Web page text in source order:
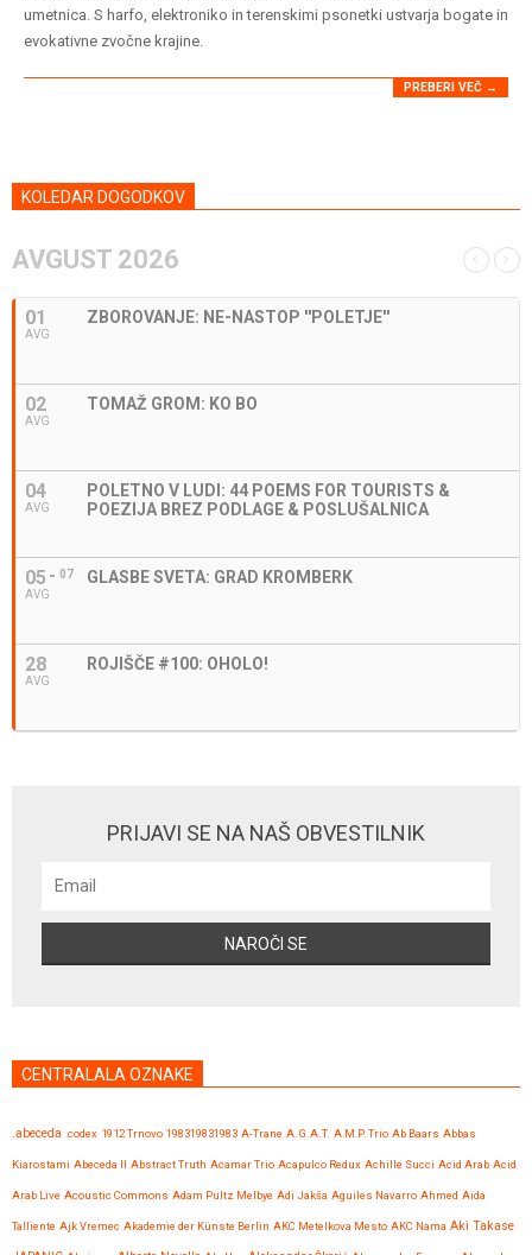
umetnica. S harfo, elektroniko in terenskimi psonetki ustvarja bogate in
evokativne zvočne krajine.
PREBERI VEČ →
KOLEDAR DOGODKOV
AVGUST 2026
01
AVG
ZBOROVANJE: NE-NASTOP ''POLETJE''
02
AVG
TOMAŽ GROM: KO BO
04
AVG
POLETNO V LUDI: 44 POEMS FOR TOURISTS &
POEZIJA BREZ PODLAGE & POSLUŠALNICA
05
AVG
07 GLASBE SVETA: GRAD KROMBERK
28
AVG
ROJIŠČE #100: OHOLO!
PRIJAVI SE NA NAŠ OBVESTILNIK
CENTRALALA OZNAKE
.abeceda .codex 1912 Trnovo 198319831983 A-Trane A.G.A.T. A.M.P. Trio Ab Baars Abbas
Kiarostami Abeceda II Abstract Truth Acamar Trio Acapulco Redux Achille Succi Acid Arab Acid
Arab Live Acoustic Commons Adam Pultz Melbye Adi Jakša Aguiles Navarro Ahmed Aida
Talliente Ajk Vremec Akademie der Künste Berlin AKC Metelkova Mesto AKC Nama Aki Takase